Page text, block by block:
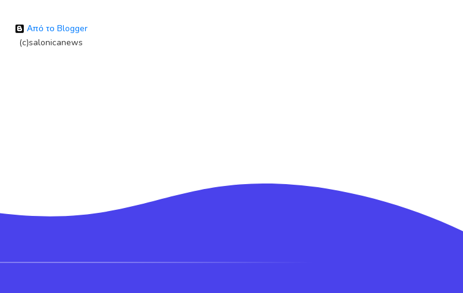
Από το Blogger
(c)salonicanews